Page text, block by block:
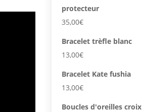
protecteur
35,00€
Bracelet trèfle blanc
13,00€
Bracelet Kate fushia
13,00€
Boucles d'oreilles croix